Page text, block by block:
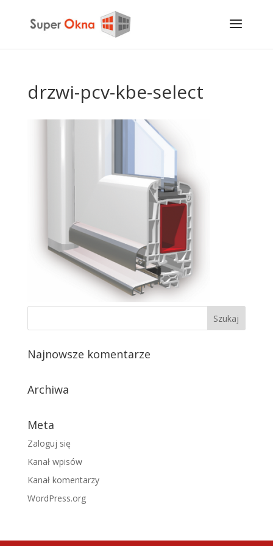
drzwi-pcv-kbe-select
Najnowsze komentarze
Archiwa
Meta
Zaloguj się
Kanał wpisów
Kanał komentarzy
WordPress.org